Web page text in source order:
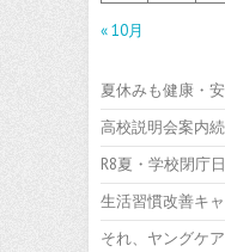
« 10月
夏休みも健康・
高校説明会案内
R8夏・学校閉庁
生活習慣改善キ
それ、ヤングケ